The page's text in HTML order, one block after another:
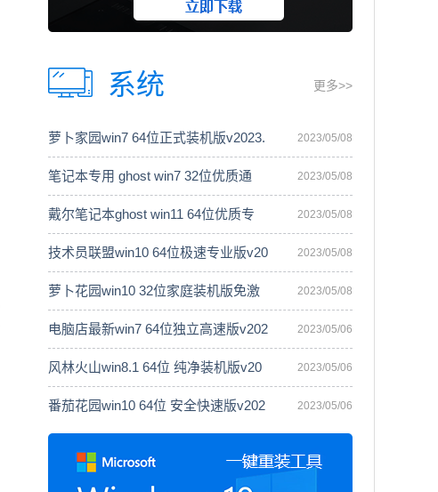
系统 更多>>
萝卜家园win7 64位正式装机版v2023. 2023/05/08
笔记本专用 ghost win7 32位优质通 2023/05/08
戴尔笔记本ghost win11 64位优质专 2023/05/08
技术员联盟win10 64位极速专业版v20 2023/05/08
萝卜花园win10 32位家庭装机版免激 2023/05/08
电脑店最新win7 64位独立高速版v202 2023/05/06
风林火山win8.1 64位 纯净装机版v20 2023/05/06
番茄花园win10 64位 安全快速版v202 2023/05/06